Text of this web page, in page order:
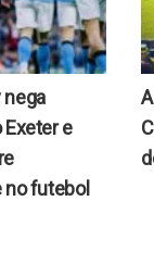
Exeter e
no futebol